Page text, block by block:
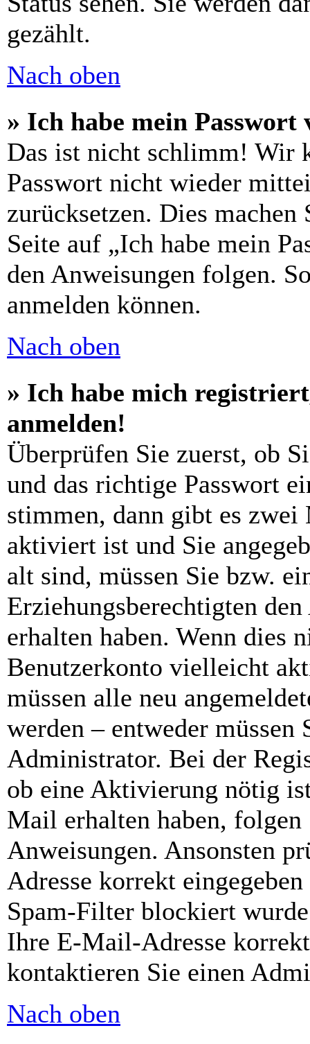
gezählt.
Nach oben
» Ich habe mein Passwort
Das ist nicht schlimm! Wir
Passwort nicht wieder
zurücksetzen. Dies
Seite auf „Ich habe mein
den Anweisungen folgen.
anmelden können.
Nach oben
» Ich habe mich
anmelden!
Überprüfen Sie zuerst, ob
und das richtige Passwort
stimmen, dann gibt es
aktiviert ist und Sie
alt sind, müssen Sie bzw.
Erziehungsberechtigten
erhalten haben. Wenn dies
Benutzerkonto vielleicht
müssen alle neu
werden – entweder müssen
Administrator. Bei der
ob eine Aktivierung nötig
Mail erhalten haben, folgen
Anweisungen. Ansonsten
Adresse korrekt
Spam-Filter blockiert
Ihre E-Mail-Adresse
kontaktieren Sie einen
Nach oben